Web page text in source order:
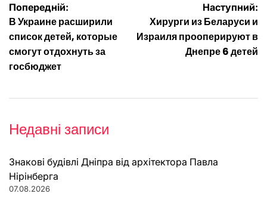
Навігація
записів
Попередній:
В Украине расширили
список детей, которые
смогут отдохнуть за
госбюджет
Наступний:
Хирурги из Беларуси и
Израиля прооперируют в
Днепре 6 детей
Недавні записи
Знакові будівлі Дніпра від архітектора Павла
Нірінберга
07.08.2026